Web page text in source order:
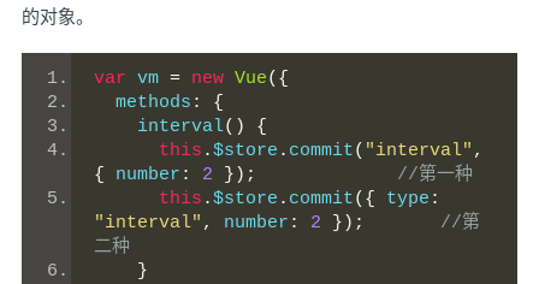
的对象。
var vm = new Vue({
  methods
:
{
    interval
()
{
this .$store . commit( "interval" ,
{
number : 2 });
//第一种
this .$store . commit({ type :
"interval" , number : 2 });
//第
二种
}